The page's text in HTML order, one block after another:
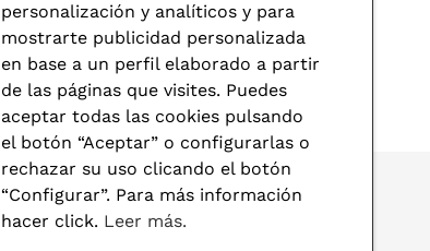
personalización y analíticos y para
mostrarte publicidad personalizada
en base a un perfil elaborado a partir
de las páginas que visites. Puedes
aceptar todas las cookies pulsando
el botón “Aceptar” o configurarlas o
rechazar su uso clicando el botón
“Configurar”. Para más información
hacer click. Leer más.